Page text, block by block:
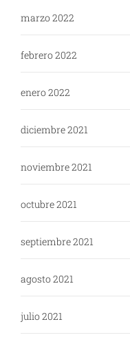
marzo 2022
febrero 2022
enero 2022
diciembre 2021
noviembre 2021
octubre 2021
septiembre 2021
agosto 2021
julio 2021